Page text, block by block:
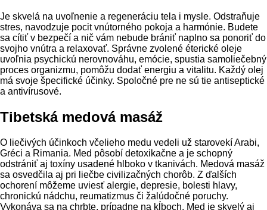
Je skvelá na uvoľnenie a regeneráciu tela i mysle. Odstraňuje
stres, navodzuje pocit vnútorného pokoja a harmónie. Budete
sa cítiť v bezpečí a nič vám nebude brániť naplno sa ponoriť do
svojho vnútra a relaxovať. Správne zvolené éterické oleje
uvoľnia psychickú nerovnováhu, emócie, spustia samoliečebný
proces organizmu, pomôžu dodať energiu a vitalitu. Každý olej
má svoje špecifické účinky. Spoločné pre ne sú tie antiseptické
a antivírusové.
Tibetská medová masáž
O liečivých účinkoch včelieho medu vedeli už starovekí Arabi,
Gréci a Rimania. Med pôsobí detoxikačne a je schopný
odstrániť aj toxíny usadené hlboko v tkanivách. Medová masáž
sa osvedčila aj pri liečbe civilizačných chorôb. Z ďalších
ochorení môžeme uviesť alergie, depresie, bolesti hlavy,
chronickú nádchu, reumatizmus či žalúdočné poruchy.
Vykonáva sa na chrbte, prípadne na kĺboch. Med je skvelý aj